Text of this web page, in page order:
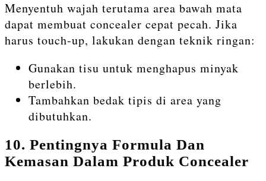
Menyentuh wajah terutama area bawah mata
dapat membuat concealer cepat pecah. Jika
harus touch-up, lakukan dengan teknik ringan:
Gunakan tisu untuk menghapus minyak
berlebih.
Tambahkan bedak tipis di area yang
dibutuhkan.
10. Pentingnya Formula Dan
Kemasan Dalam Produk Concealer